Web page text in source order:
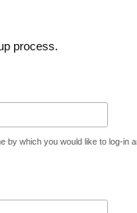
process.
by which you would like to log-in